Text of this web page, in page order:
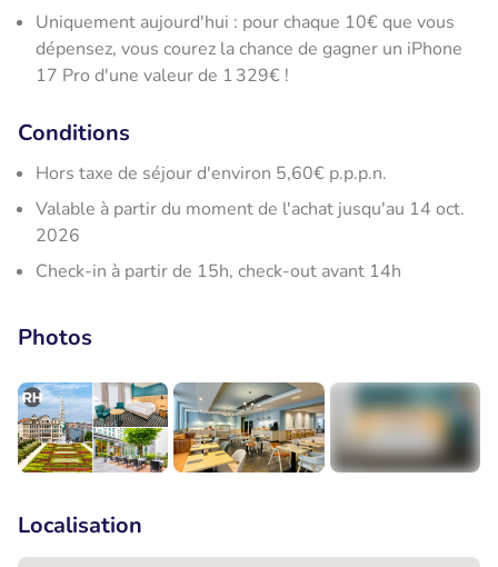
Uniquement aujourd'hui : pour chaque 10€ que vous
dépensez, vous courez la chance de gagner un iPhone
17 Pro d'une valeur de 1 329€ !
Conditions
Hors taxe de séjour d'environ 5,60€ p.p.p.n.
Valable à partir du moment de l'achat jusqu'au 14 oct.
2026
Check-in à partir de 15h, check-out avant 14h
Photos
Localisation